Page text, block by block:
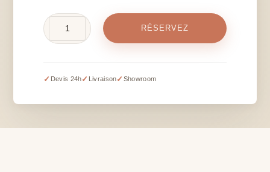
oiseaux
-
RÉSERVEZ
✓ Devis 24h✓ Livraison✓ Showroom